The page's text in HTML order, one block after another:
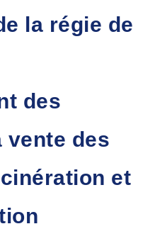
la régie de
des
vente des
et